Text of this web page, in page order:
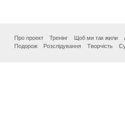
Про проект Тренінг Щоб ми так жили
Подорож
Розслідування Творчість